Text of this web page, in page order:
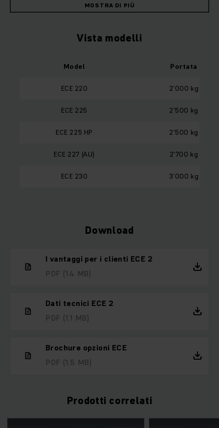
MOSTRA DI PIÙ
Vista modelli
Model Portata
ECE 220 2’000 kg
ECE 225 2’500 kg
ECE 225 HP 2’500 kg
ECE 227 (AU) 2’700 kg
ECE 230 3’000 kg
Download
I vantaggi per i clienti ECE 2
PDF (1.4 MB)
Dati tecnici ECE 2
PDF (1.1 MB)
Brochure opzioni ECE
PDF (1.5 MB)
Prodotti correlati